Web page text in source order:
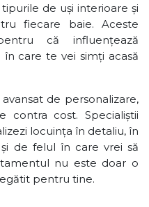
de uși interioare și
fiecare baie. Aceste
că influențează
care te vei simți acasă
de personalizare,
contra cost. Specialiștii
locuința în detaliu, în
de felul în care vrei să
nu este doar o
pentru tine.